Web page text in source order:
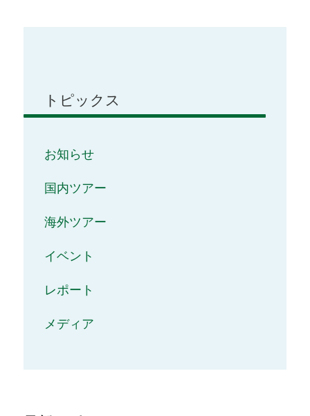
トピックス
お知らせ
国内ツアー
海外ツアー
イベント
レポート
メディア